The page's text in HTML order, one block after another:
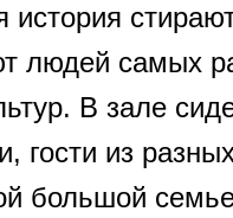
история
людей самых
В зале
гости из
большой